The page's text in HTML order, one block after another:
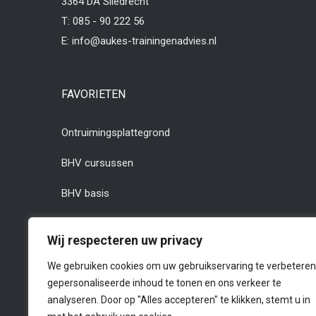
Wij respecteren uw privacy
We gebruiken cookies om uw gebruikservaring te
gepersonaliseerde inhoud te tonen en ons verkeer te
analyseren. Door op "Alles accepteren" te klikken, stemt u in
T: 085 - 90 222 56
E: info@aukes-trainingenadvies.nl
FAVORIETEN
Ontruimingsplattegrond
BHV cursussen
BHV basis
BHV cursus Dordrecht